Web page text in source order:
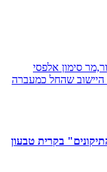
סימון אלפסי
היישוב שהחל כמעברה
בקרית טבעון